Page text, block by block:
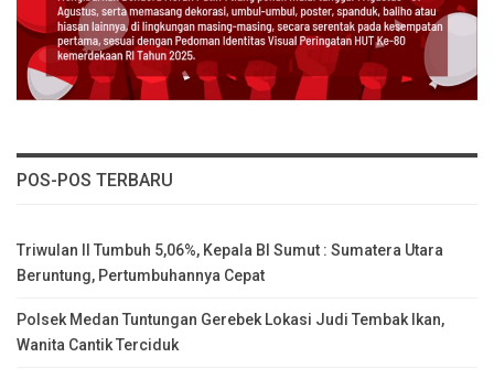
POS-POS TERBARU
Triwulan II Tumbuh 5,06%, Kepala BI Sumut : Sumatera Utara
Beruntung, Pertumbuhannya Cepat
Polsek Medan Tuntungan Gerebek Lokasi Judi Tembak Ikan,
Wanita Cantik Terciduk